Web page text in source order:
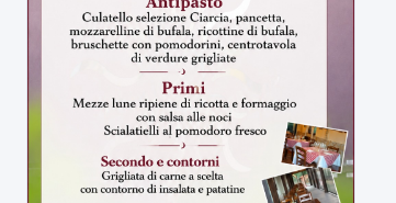
ULTIMI VIDEO
TUTTI I VIDEO